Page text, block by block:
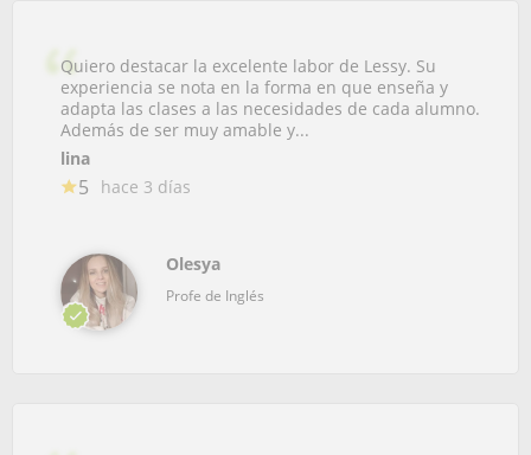
Quiero destacar la excelente labor de Lessy. Su
experiencia se nota en la forma en que enseña y
adapta las clases a las necesidades de cada alumno.
Además de ser muy amable y...
lina
5 hace 3 días
Olesya
Profe de Inglés